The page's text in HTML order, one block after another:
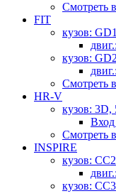
Смотреть
FIT
кузов: GD1
кузов: GD2
Смотреть
HR-V
кузов: 3D,
Вход
Смотреть
INSPIRE
кузов: CC2
кузов: CC3